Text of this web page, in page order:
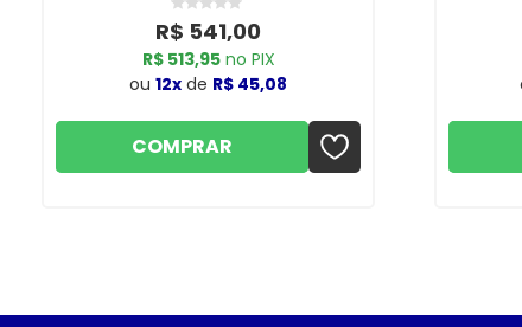
R$ 541,00
R$ 513,95no PIX
ou 12x de R$ 45,08
COMPRAR